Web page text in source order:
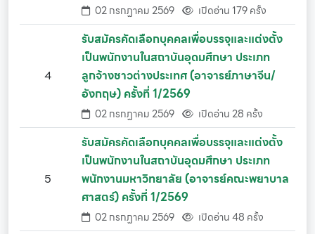
02 กรกฏาคม 2569 เปิดอ่าน 179 ครั้ง
4
รับสมัครคัดเลือกบุคคลเพื่อบรรจุและแต่งตั้ง
เป็นพนักงานในสถาบันอุดมศึกษา ประเภท
ลูกจ้างชาวต่างประเทศ (อาจารย์ภาษาจีน/
อังกฤษ) ครั้งที่ 1/2569
02 กรกฏาคม 2569 เปิดอ่าน 28 ครั้ง
5
รับสมัครคัดเลือกบุคคลเพื่อบรรจุและแต่งตั้ง
เป็นพนักงานในสถาบันอุดมศึกษา ประเภท
พนักงานมหาวิทยาลัย (อาจารย์คณะพยาบาล
ศาสตร์) ครั้งที่ 1/2569
02 กรกฏาคม 2569 เปิดอ่าน 48 ครั้ง